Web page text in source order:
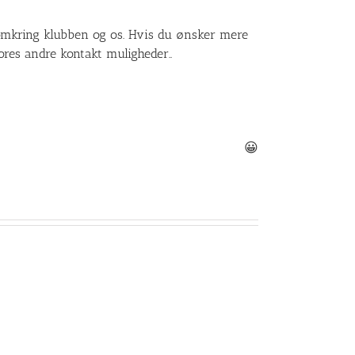
klubben og os. Hvis du ønsker mere
andre kontakt muligheder..
😀